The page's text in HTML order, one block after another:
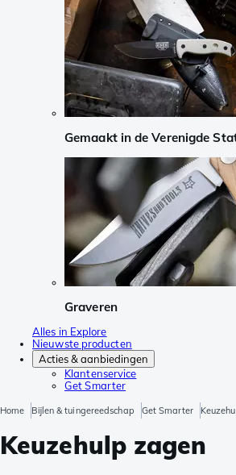
Gemaakt in de Verenigde
Graveren
Alles in Explore
Nieuwste producten
Acties & aanbiedingen
Klantenservice
Get Smarter
Home Bijlen & tuingereedschap Get Smarter
Keuzehulp zagen